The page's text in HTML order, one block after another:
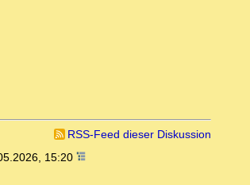
RSS-Feed dieser Diskussion
15:20